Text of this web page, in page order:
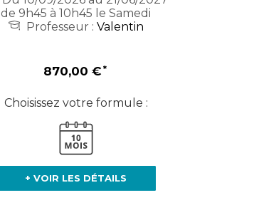
de 9h45 à 10h45 le Samedi
Professeur : Valentin
870,00 €
Choisissez votre formule :
+ VOIR LES DÉTAILS